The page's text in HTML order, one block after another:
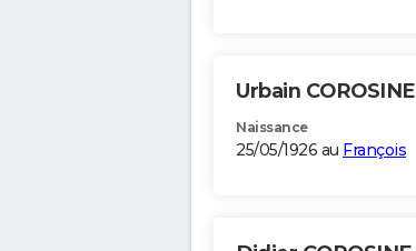
Urbain COROSINE
Naissance
25/05/1926 au François